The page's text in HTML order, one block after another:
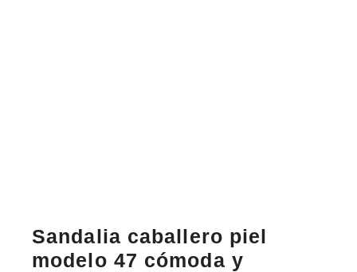
Sandalia caballero piel
modelo 47 cómoda y